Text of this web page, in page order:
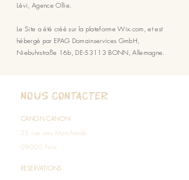
Lévi, Agence Ollie.
Le Site a été créé sur la plateforme Wix.com, et est
hébergé par EPAG Domainservices GmbH,
Niebuhrstraße 16b, DE-53113 BONN, Allemagne.
Nous contacter
CANON CANON
25 rue des Marchands
09000 Foix
RESERVATIONS